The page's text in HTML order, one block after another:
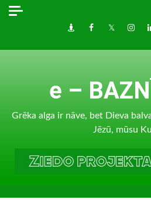
Skip
DraugiemFacebook
Twitter
e –
Grēka alga ir nāve, bet Dieva
Jēzū, mūsu